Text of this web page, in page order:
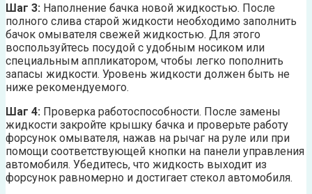
Шаг 3: Наполнение бачка новой жидкостью. После
полного слива старой жидкости необходимо заполнить
бачок омывателя свежей жидкостью. Для этого
воспользуйтесь посудой с удобным носиком или
специальным аппликатором, чтобы легко пополнить
запасы жидкости. Уровень жидкости должен быть не
ниже рекомендуемого.
Шаг 4: Проверка работоспособности. После замены
жидкости закройте крышку бачка и проверьте работу
форсунок омывателя, нажав на рычаг на руле или при
помощи соответствующей кнопки на панели управления
автомобиля. Убедитесь, что жидкость выходит из
форсунок равномерно и достигает стекол автомобиля.